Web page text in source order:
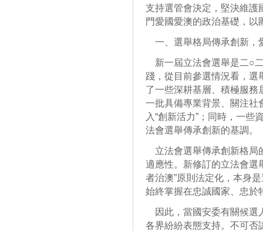
支持選管會決定，堅決維護
門愛國愛澳的政治基礎，
一、選舉格局傳承創新，
新一屆立法會選舉是二○
踐，從目前參選情況看，選
了一些深耕基層、積極服務
一批具備專業背景、關注社
入“創新活力”；同時，一些
法會選舉傳承創新的基調。
立法會選舉傳承創新格局
適應性。新修訂的立法會選
者治澳”原則法定化，本身
始終掌握在忠誠國家、忠於
因此，當國安委有關候選
各界紛紛表態支持。不可否